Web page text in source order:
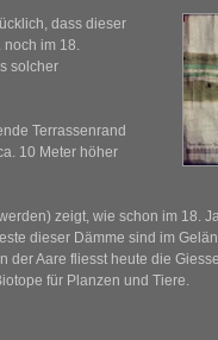
dass dieser
im 18.
solcher
Terrassenrand
10 Meter höher
zeigt, wie schon im 18.
dieser Dämme sind im
der Aare fliesst heute die
für Planzen und Tiere.